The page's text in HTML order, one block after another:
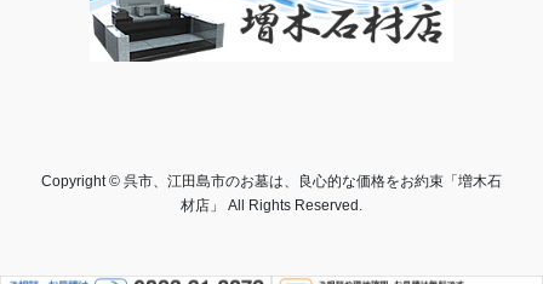
Copyright © 呉市、江田島市のお墓は、良心的な価格をお約束「増木石
材店」 All Rights Reserved.